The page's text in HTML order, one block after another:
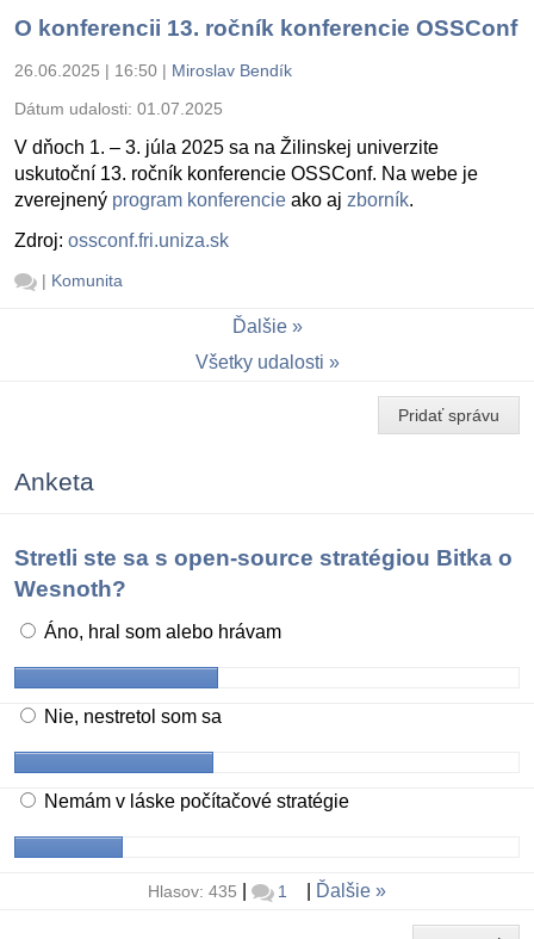
O konferencii 13. ročník konferencie OSSConf
26.06.2025 | 16:50 | Miroslav Bendík
Dátum udalosti: 01.07.2025
V dňoch 1. – 3. júla 2025 sa na Žilinskej univerzite
uskutoční 13. ročník konferencie OSSConf. Na webe je
zverejnený program konferencie ako aj zborník.
Zdroj: ossconf.fri.uniza.sk
| Komunita
Ďalšie
Všetky udalosti
Pridať správu
Anketa
Stretli ste sa s open-source stratégiou Bitka o
Wesnoth?
Áno, hral som alebo hrávam
Nie, nestretol som sa
Nemám v láske počítačové stratégie
Hlasov: 435 1 Ďalšie